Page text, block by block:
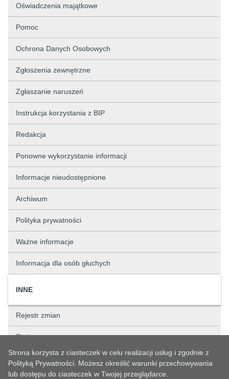
Oświadczenia majątkowe
Pomoc
Ochrona Danych Osobowych
Zgłoszenia zewnętrzne
Zgłaszanie naruszeń
Instrukcja korzystania z BIP
Redakcja
Ponowne wykorzystanie informacji
Informacje nieudostępnione
Archiwum
Polityka prywatności
Ważne informacje
Informacja dla osób głuchych
INNE
Rejestr zmian
Status sprawy
Strona korzysta z ciasteczek w celu realizacji usług i zgodnie z
Polityką Prywatności. Możesz określić warunki przechowywania
lub dostępu do ciasteczek w Twojej przeglądarce.